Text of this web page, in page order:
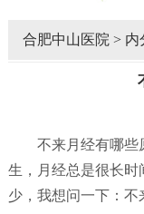
合肥中山医院 > 内
不来月经有哪些
生，月经总是很长时
少，我想问一下：不